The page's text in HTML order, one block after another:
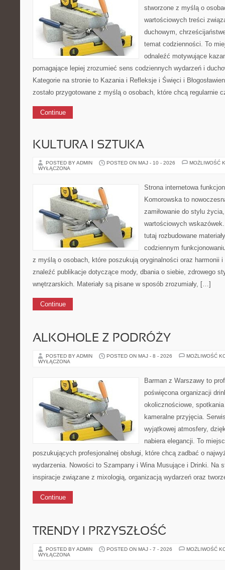
stworzone z myślą o
wartościowych treści
duchowym,
temat codzienności. To
odnaleźć motywujące
pomagające lepiej zrozumieć sens codziennych wydarzeń i
Kategorie na stronie to Kazania i Refleksje i Święci i
zostało przygotowane z myślą o osobach, które chcą
Continue
KULTURA I SZTUKA
POSTED BY ADMIN POSTED ON MAJ - 10 - 2026
MOŻLIWOŚĆ
WYŁĄCZONA
Strona internetowa
Komorowska to
zamiłowanie do stylu
wartościowych
tutaj rozbudowane
codziennym
z myślą o osobach, które poszukują oryginalności oraz harmonii
znaleźć publikacje dotyczące mody, dbania o siebie, zdrowego
wnętrzarskich. Materiały są pisane w sposób zrozumiały, […]
Continue
ALKOHOLE Z PODRÓŻY
POSTED BY ADMIN POSTED ON MAJ - 8 - 2026
MOŻLIWOŚĆ
WYŁĄCZONA
Barman z Warszawy to
poświęcona organizacji
okolicznościowe,
kameralne przyjęcia.
wyjątkowej atmosfery,
nabiera elegancji. To
poszukujących profesjonalnej obsługi, które chcą zadbać o
wydarzenia. Nowości to Szampany i Wina Musujące i Drinki. Na
inspiracje związane z mixologią, organizacją wydarzeń oraz
Continue
TRENDY I PRZYSZŁOŚĆ
POSTED BY ADMIN POSTED ON MAJ - 7 - 2026
MOŻLIWOŚĆ
WYŁĄCZONA